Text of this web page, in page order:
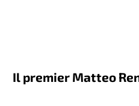
Il premier Matteo